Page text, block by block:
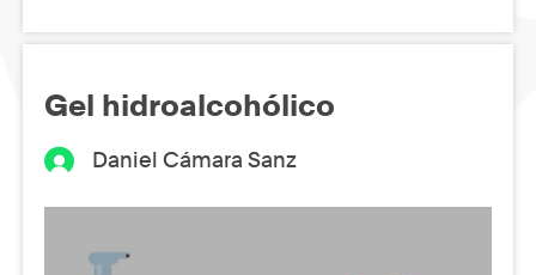
Gel hidroalcohólico
Daniel Cámara Sanz